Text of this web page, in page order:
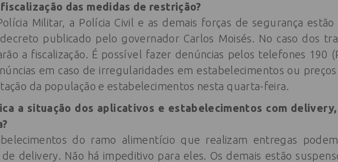
das medidas de restrição?
Militar, a Polícia Civil e as demais forças de segurança
publicado pelo governador Carlos Moisés. No caso dos
a fiscalização. É possível fazer denúncias pelos telefones 190
em caso de irregularidades em estabelecimentos ou
da população e estabelecimentos nesta quarta-feira.
a situação dos aplicativos e estabelecimentos com
do ramo alimentício que realizam entregas
de delivery. Não há impeditivo para eles. Os demais estão